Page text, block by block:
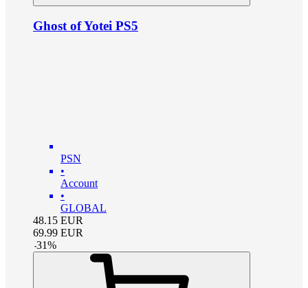
Ghost of Yotei PS5
PSN
•
Account
•
GLOBAL
48.15 EUR
69.99 EUR
-31%